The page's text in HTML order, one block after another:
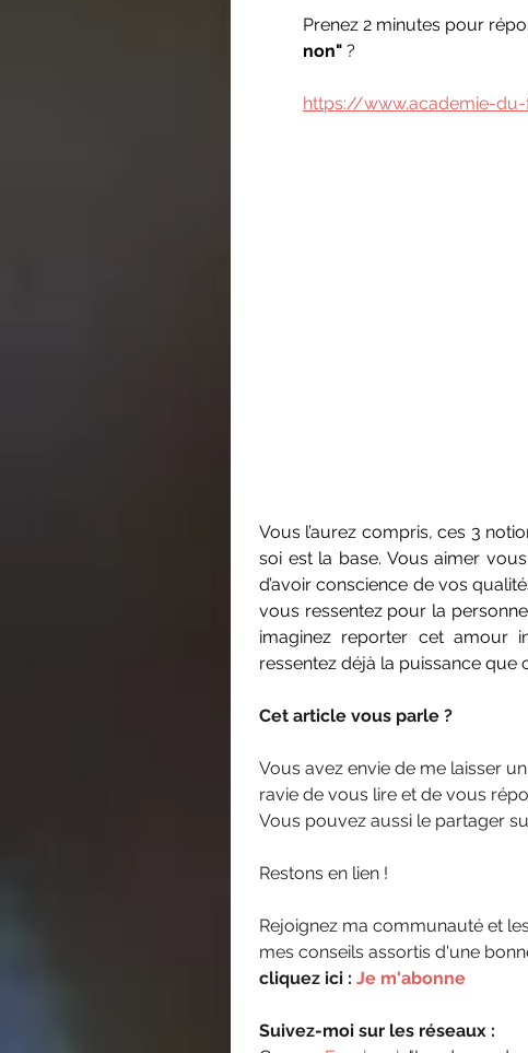
Prenez 2 minutes pour
non" ?
https://www.academie-
Vous l’aurez compris, ces 3
soi est la base. Vous aimer
d’avoir conscience de vos
vous ressentez pour la
imaginez reporter cet amour
ressentez déjà la puissance que
Cet article vous parle ?
Vous avez envie de me laisser
ravie de vous lire et de vous
Vous pouvez aussi le partager
Restons en lien !
Rejoignez ma communauté et les
mes conseils assortis d'une
cliquez ici : Je m'abonne
Suivez-moi sur les réseaux :